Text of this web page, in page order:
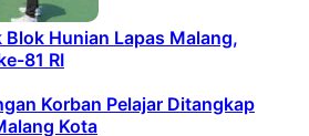
Blok Hunian Lapas Malang,
81 RI
Korban Pelajar Ditangkap
Kota